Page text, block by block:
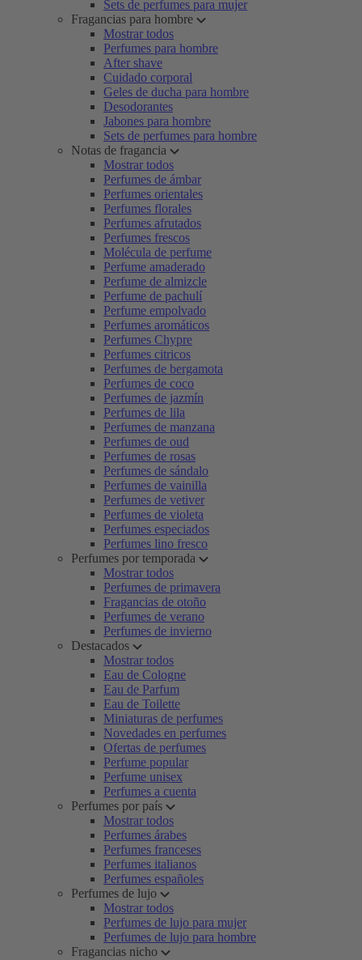
Sets de perfumes para mujer
Fragancias para hombre
Mostrar todos
Perfumes para hombre
After shave
Cuidado corporal
Geles de ducha para hombre
Desodorantes
Jabones para hombre
Sets de perfumes para hombre
Notas de fragancia
Mostrar todos
Perfumes de ámbar
Perfumes orientales
Perfumes florales
Perfumes afrutados
Perfumes frescos
Molécula de perfume
Perfume amaderado
Perfume de almizcle
Perfume de pachulí
Perfume empolvado
Perfumes aromáticos
Perfumes Chypre
Perfumes citricos
Perfumes de bergamota
Perfumes de coco
Perfumes de jazmín
Perfumes de lila
Perfumes de manzana
Perfumes de oud
Perfumes de rosas
Perfumes de sándalo
Perfumes de vainilla
Perfumes de vetiver
Perfumes de violeta
Perfumes especiados
Perfumes lino fresco
Perfumes por temporada
Mostrar todos
Perfumes de primavera
Fragancias de otoño
Perfumes de verano
Perfumes de invierno
Destacados
Mostrar todos
Eau de Cologne
Eau de Parfum
Eau de Toilette
Miniaturas de perfumes
Novedades en perfumes
Ofertas de perfumes
Perfume popular
Perfume unisex
Perfumes a cuenta
Perfumes por país
Mostrar todos
Perfumes árabes
Perfumes franceses
Perfumes italianos
Perfumes españoles
Perfumes de lujo
Mostrar todos
Perfumes de lujo para mujer
Perfumes de lujo para hombre
Fragancias nicho